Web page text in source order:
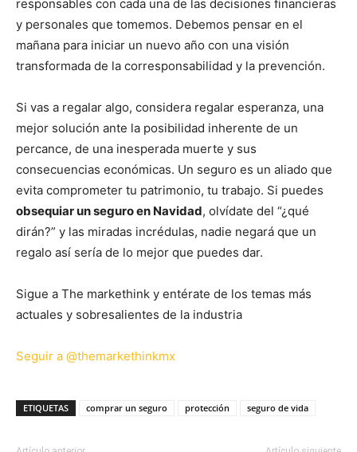
responsables con cada una de las decisiones financieras
y personales que tomemos. Debemos pensar en el
mañana para iniciar un nuevo año con una visión
transformada de la corresponsabilidad y la prevención.
Si vas a regalar algo, considera regalar esperanza, una
mejor solución ante la posibilidad inherente de un
percance, de una inesperada muerte y sus
consecuencias económicas. Un seguro es un aliado que
evita comprometer tu patrimonio, tu trabajo. Si puedes
obsequiar un seguro en Navidad, olvídate del “¿qué
dirán?” y las miradas incrédulas, nadie negará que un
regalo así sería de lo mejor que puedes dar.
Sigue a The markethink y entérate de los temas más
actuales y sobresalientes de la industria
Seguir a @themarkethinkmx
ETIQUETAS comprar un seguro protección seguro de vida